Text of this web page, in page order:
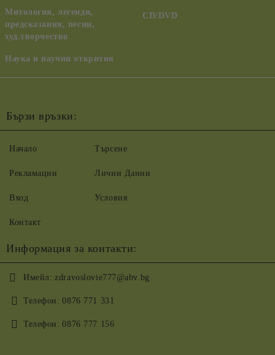
Митология, легенди,
предсказания, песни,
худ.творчество
Наука и научни открития
CD/DVD
Бързи връзки:
Начало
Рекламации
Вход
Контакт
Търсене
Лични Данни
Условия
Информация за контакти:
Имейл: zdravoslovie777@abv.bg
Телефон: 0876 771 331
Телефон: 0876 777 156